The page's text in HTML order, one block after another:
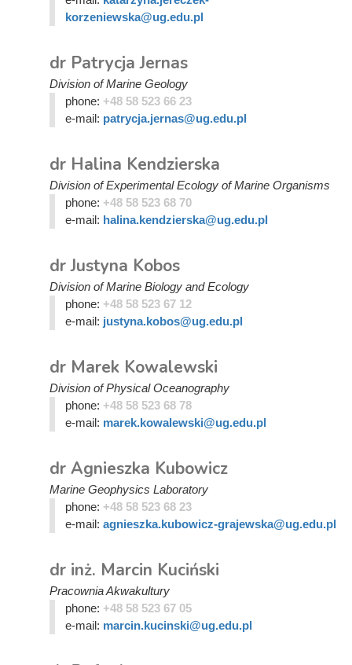
korzeniewska@ug.edu.pl
dr Patrycja Jernas
Division of Marine Geology
phone: +48 58 523 66 23
e-mail: patrycja.jernas@ug.edu.pl
dr Halina Kendzierska
Division of Experimental Ecology of Marine Organisms
phone: +48 58 523 68 70
e-mail: halina.kendzierska@ug.edu.pl
dr Justyna Kobos
Division of Marine Biology and Ecology
phone: +48 58 523 67 12
e-mail: justyna.kobos@ug.edu.pl
dr Marek Kowalewski
Division of Physical Oceanography
phone: +48 58 523 68 78
e-mail: marek.kowalewski@ug.edu.pl
dr Agnieszka Kubowicz
Marine Geophysics Laboratory
phone: +48 58 523 68 23
e-mail: agnieszka.kubowicz-grajewska@ug.edu.pl
dr inż. Marcin Kuciński
Pracownia Akwakultury
phone: +48 58 523 67 05
e-mail: marcin.kucinski@ug.edu.pl